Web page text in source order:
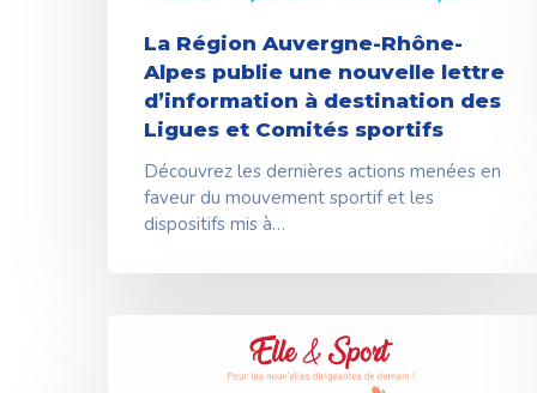
La Région Auvergne-Rhône-
Alpes publie une nouvelle lettre
d’information à destination des
Ligues et Comités sportifs
Découvrez les dernières actions menées en
faveur du mouvement sportif et les
dispositifs mis à…